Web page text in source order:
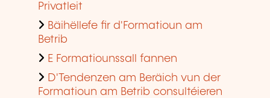
Privatleit
Bäihëllefe fir d'Formatioun am
Betrib
E Formatiounssall fannen
D'Tendenzen am Beräich vun der
Formatioun am Betrib consultéieren